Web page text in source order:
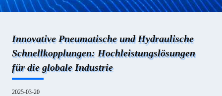
Innovative Pneumatische und Hydraulische
Schnellkopplungen: Hochleistungslösungen
für die globale Industrie
2025-03-20